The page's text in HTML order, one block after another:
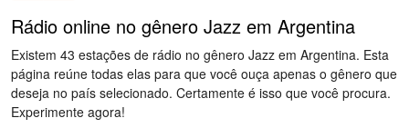
Rádio online no gênero Jazz em Argentina
Existem 43 estações de rádio no gênero Jazz em Argentina. Esta
página reúne todas elas para que você ouça apenas o gênero que
deseja no país selecionado. Certamente é isso que você procura.
Experimente agora!